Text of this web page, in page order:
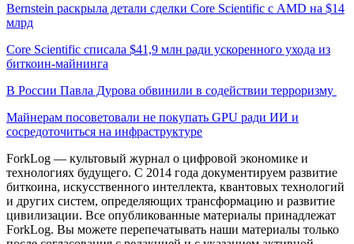
Bernstein раскрыла детали сделки Core Scientific с AMD на $14
млрд
Core Scientific списала $41,9 млн ради ускоренного ухода из
биткоин-майнинга
В России Павла Дурова обвинили в содействии терроризму
Майнерам посоветовали не покупать GPU ради ИИ и
сосредоточиться на инфраструктуре
ForkLog — культовый журнал о цифровой экономике и
технологиях будущего. С 2014 года документируем развитие
биткоина, искусственного интеллекта, квантовых технологий
и других систем, определяющих трансформацию и развитие
цивилизации. Все опубликованные материалы принадлежат
ForkLog. Вы можете перепечатывать наши материалы только